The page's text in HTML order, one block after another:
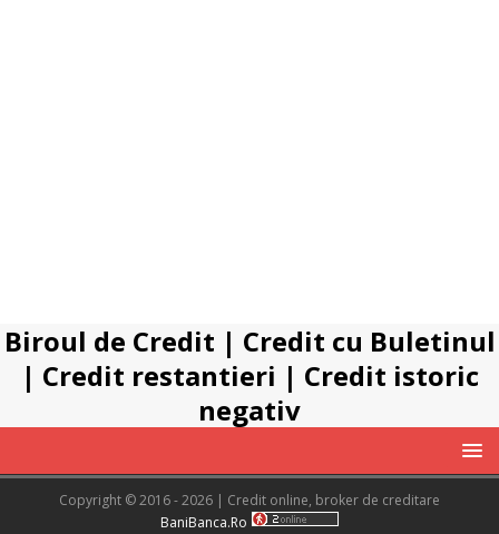
Biroul de Credit | Credit cu Buletinul
| Credit restantieri | Credit istoric
negativ
Copyright © 2016 - 2026 | Credit online, broker de creditare
BaniBanca.Ro